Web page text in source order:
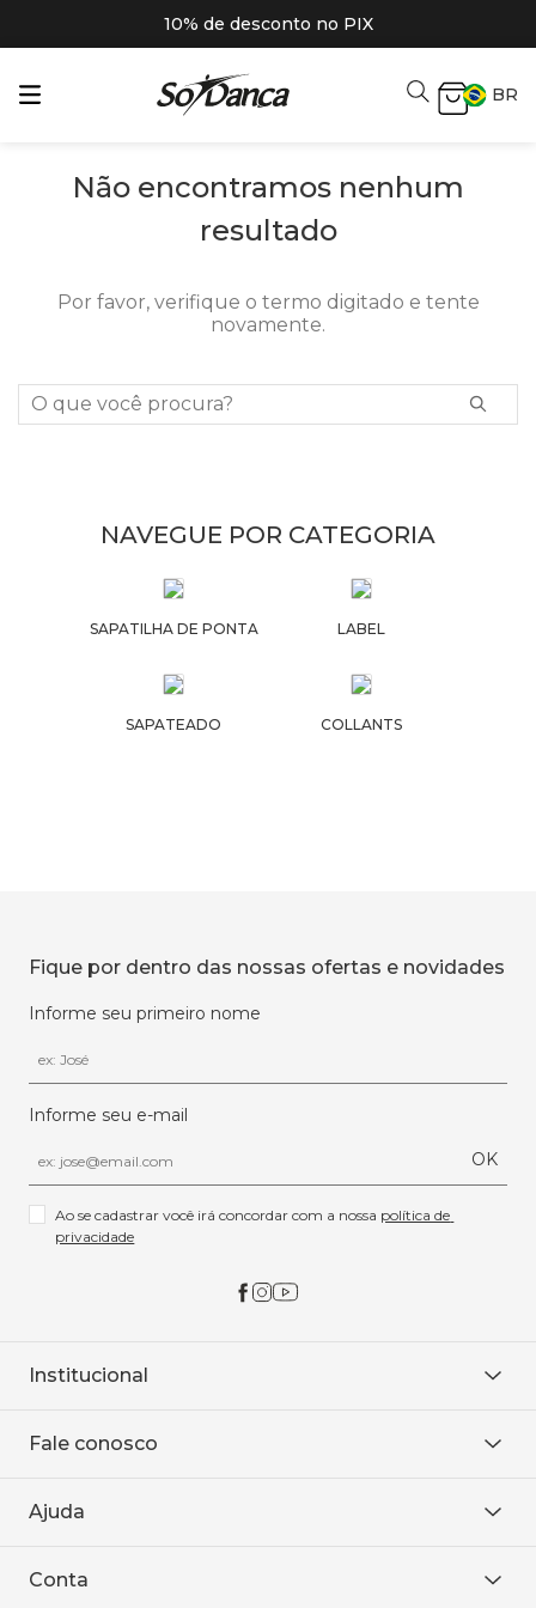
10% de desconto no PIX
BR
Não encontramos nenhum
resultado
Por favor, verifique o termo digitado e tente
novamente.
O que você procura?
NAVEGUE POR CATEGORIA
SAPATILHA DE PONTA LABEL
SAPATEADO COLLANTS
Fique por dentro das nossas ofertas e novidades
Informe seu primeiro nome
Informe seu e-mail
OK
Ao se cadastrar você irá concordar com a nossa política de
privacidade
Institucional
Onde encontrar
Baixe o APP
Fale conosco
WhatsApp
Ajuda
Política de entrega
Conta